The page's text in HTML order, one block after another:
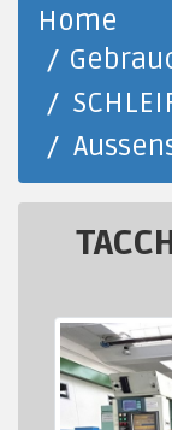
Home